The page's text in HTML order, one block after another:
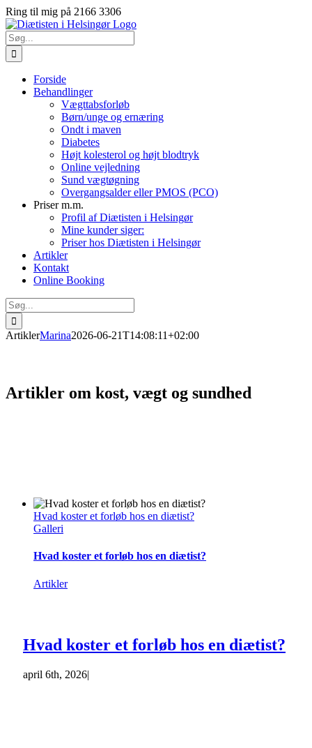
Skip
to
content
Ring til mig på 2166 3306
Facebook
LinkedIn
Instagram
Søg
efter:
Forside
Behandlinger
Vægttabsforløb
Børn/unge og ernæring
Ondt i maven
Diabetes
Højt kolesterol og højt blodtryk
Online vejledning
Sund vægtøgning
Overgangsalder eller PMOS (PCO)
Priser m.m.
Profil af Diætisten i Helsingør
Mine kunder siger:
Priser hos Diætisten i Helsingør
Artikler
Kontakt
Online Booking
Søg
efter:
ArtiklerMarina2026-06-21T14:08:11+02:00
Artikler om kost, vægt og sundhed
Hvad koster et forløb hos en diætist?
Galleri
Hvad koster et forløb hos en diætist?
Artikler
Hvad koster et forløb hos en diætist?
april 6th, 2026|